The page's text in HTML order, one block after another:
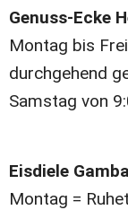
Genuss-Ecke
Montag bis
durchgehend
Samstag von
Eisdiele Gamba
Montag =